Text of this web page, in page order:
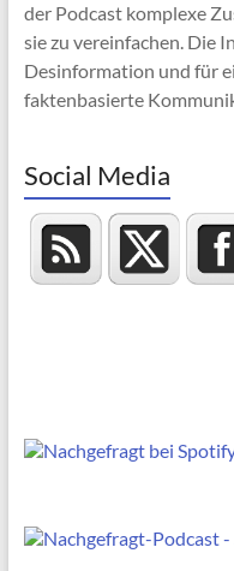
der Podcast komplexe
sie zu vereinfachen. Die
Desinformation und für
faktenbasierte
Social Media